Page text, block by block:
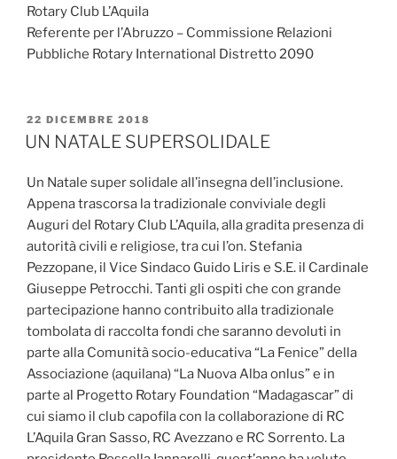
Rotary Club L’Aquila
Referente per l’Abruzzo – Commissione Relazioni
Pubbliche Rotary International Distretto 2090
PUBBLICATO
IL
22 DICEMBRE 2018
UN NATALE SUPERSOLIDALE
Un Natale super solidale all’insegna dell’inclusione.
Appena trascorsa la tradizionale conviviale degli
Auguri del Rotary Club L’Aquila, alla gradita presenza di
autorità civili e religiose, tra cui l’on. Stefania
Pezzopane, il Vice Sindaco Guido Liris e S.E. il Cardinale
Giuseppe Petrocchi. Tanti gli ospiti che con grande
partecipazione hanno contribuito alla tradizionale
tombolata di raccolta fondi che saranno devoluti in
parte alla Comunità socio-educativa “La Fenice” dell a
Associazione (aquilana) “La Nuova Alba onlus” e in
parte al Progetto Rotary Foundation “Madagascar” di
cui siamo il club capofila con la collaborazione di RC
L’Aquila Gran Sasso, RC Avezzano e RC Sorrento. La